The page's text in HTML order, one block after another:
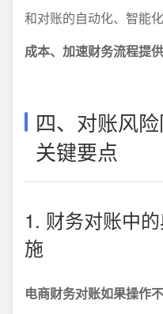
和对账的自动化、智能化
成本、加速财务流程提
四、对账风
关键要点
1. 财务对账中
施
电商财务对账如果操作